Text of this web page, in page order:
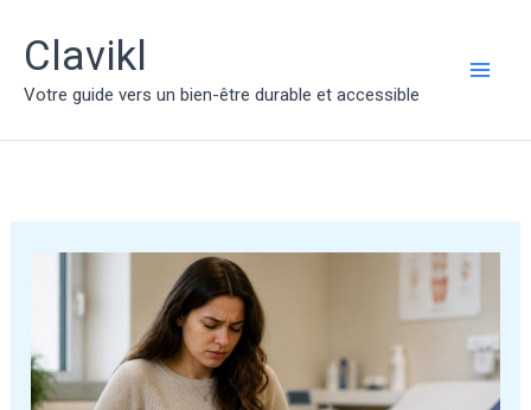
contenu
Clavikl
Votre guide vers un bien-être durable et accessible